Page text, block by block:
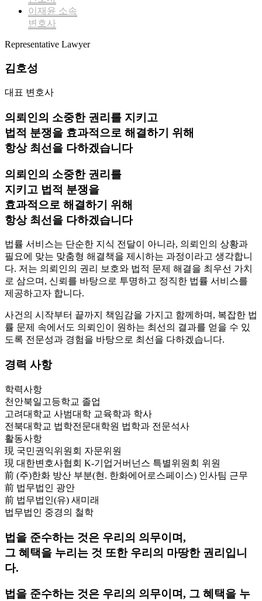
이재윤 소속
변호사
Representative Lawyer
김호성
대표 변호사
의뢰인의 소중한 권리를 지키고
법적 분쟁을 효과적으로 해결하기 위해
항상 최선을 다하겠습니다
의뢰인의 소중한 권리를
지키고 법적 분쟁을
효과적으로 해결하기 위해
항상 최선을 다하겠습니다
법률 서비스는 단순한 지식 전달이 아니라, 의뢰인의 상황과
필요에 맞는 맞춤형 해결책을 제시하는 과정이라고 생각합니
다. 저는 의뢰인의 권리 보호와 법적 문제 해결을 최우선 가치
로 삼으며, 신뢰를 바탕으로 투명하고 정직한 법률 서비스를
제공하고자 합니다.
사건의 시작부터 끝까지 책임감을 가지고 함께하며, 복잡한 법
률 문제 속에서도 의뢰인이 원하는 최선의 결과를 얻을 수 있
도록 전문성과 경험을 바탕으로 최선을 다하겠습니다.
경력 사항
학력사항
천안북일고등학교 졸업
고려대학교 사범대학 교육학과 학사
전북대학교 법학전문대학원 법학과 전문석사
활동사항
現 국민권익위원회 자문위원
現 대한변호사협회 K-기업거버넌스 특별위원회 위원
前 (주)한화 방산 부분(현. 한화에어로스페이스) 인사팀 근무
前 법무법인 광안
前 법무법인(유) 새미래
법무법인 중경의 철학
법을 준수하는 것은 우리의 의무이며,
그 혜택을 누리는 것 또한 우리의 마땅한 권리입니
다.
법을 준수하는 것은 우리의 의무이며, 그 혜택을 누